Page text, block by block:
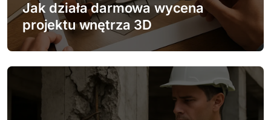
w
i
Jak działa darmowa wycena
projektu wnętrza 3D